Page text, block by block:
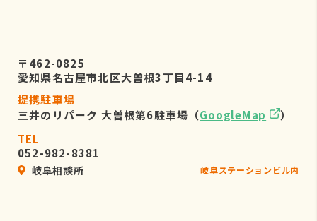
〒462-0825
愛知県名古屋市北区大曽根3丁目4-14
提携駐車場
三井のリパーク 大曽根第6駐車場（GoogleMap
）
TEL
052-982-8381
岐阜相談所 岐阜ステーションビル内